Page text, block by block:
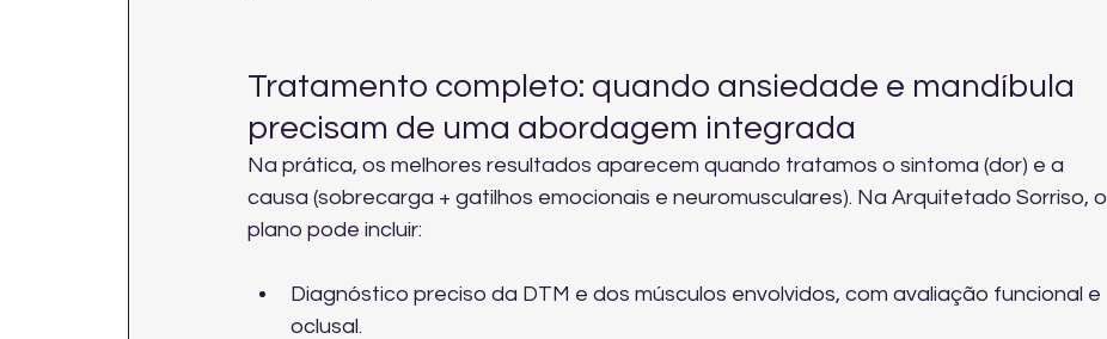
Tratamento completo: quando ansiedade e mandíbula
precisam de uma abordagem integrada
Na prática, os melhores resultados aparecem quando tratamos o sintoma (dor) e a
causa (sobrecarga + gatilhos emocionais e neuromusculares). Na Arquitetado Sorriso, o
plano pode incluir:
Diagnóstico preciso da DTM e dos músculos envolvidos, com avaliação funcional e
oclusal.